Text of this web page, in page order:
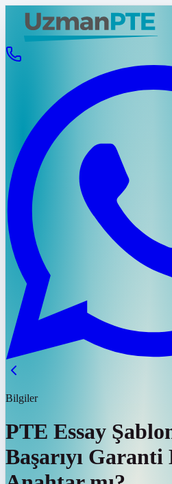
Bilgiler
PTE Essay
Başarıyı